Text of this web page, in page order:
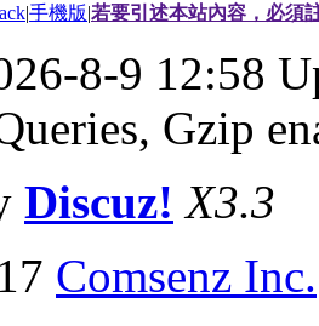
|手機版|若要引述本站內容，必須
8-9 12:58
Gzip
Discuz! X3.3
Comsenz Inc.